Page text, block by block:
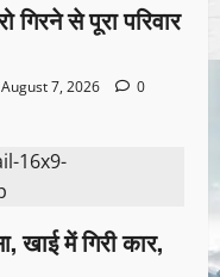
गिरने से पूरा परिवार
August 7, 2026
0
खाई में गिरी कार,